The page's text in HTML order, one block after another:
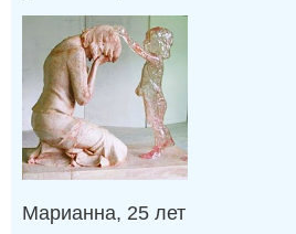
Марианна, 25 лет